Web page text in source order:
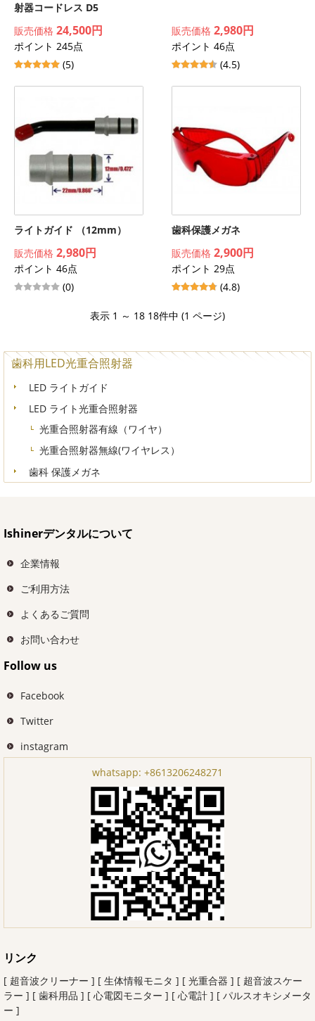
射器コードレス D5
販売価格 24,500円
ポイント 245点
(5)
販売価格 2,980円
ポイント 46点
(4.5)
ライトガイド （12mm）
販売価格 2,980円
ポイント 46点
(0)
歯科保護メガネ
販売価格 2,900円
ポイント 29点
(4.8)
表示 1 ～ 18 18件中 (1 ページ)
歯科用LED光重合照射器
LED ライトガイド
LED ライト光重合照射器
光重合照射器有線（ワイヤ）
光重合照射器無線(ワイヤレス）
歯科 保護メガネ
Ishinerデンタルについて
企業情報
ご利用方法
よくあるご質問
お問い合わせ
Follow us
Facebook
Twitter
instagram
whatsapp: +8613206248271
リンク
[ 超音波クリーナー ] [ 生体情報モニタ ] [ 光重合器 ] [ 超音波スケー
ラー ] [ 歯科用品 ] [ 心電図モニター ] [ 心電計 ] [ パルスオキシメータ
ー ]